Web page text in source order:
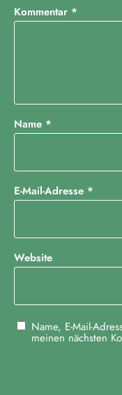
Kommentar *
Name *
E-Mail-Adresse *
Website
Name, E-Mail-
meinen nächsten